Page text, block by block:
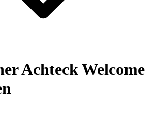
Achteck Welcome